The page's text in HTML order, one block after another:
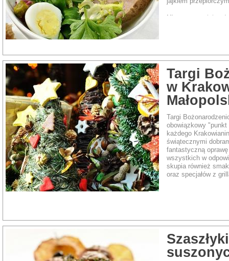
Mięso na pasztet
Rodzaj dania:
Targi
w
Targi
obowiązkowy
każdego
świątecznymi
fantastyczną
wszystkich w
skupia również
oraz specjałów z